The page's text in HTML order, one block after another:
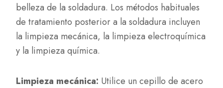
belleza de la soldadura. Los métodos habituales
de tratamiento posterior a la soldadura incluyen
la limpieza mecánica, la limpieza electroquímica
y la limpieza química.
Limpieza mecánica: Utilice un cepillo de acero